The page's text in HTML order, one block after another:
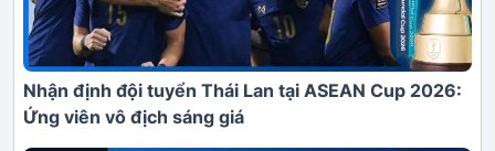
Nhận định đội tuyển Thái Lan tại ASEAN Cup 2026:
Ứng viên vô địch sáng giá